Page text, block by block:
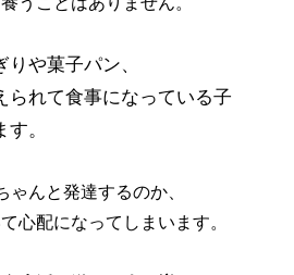
や菓子パン、
られて食事になっている子
。
んと発達するのか、
心配になってしまいます。